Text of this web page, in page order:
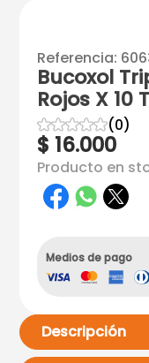
Referencia:
Bucoxol
Rojos X
☆☆☆☆☆(0)
$ 16.000
Producto en
Medios de pago
Descripción